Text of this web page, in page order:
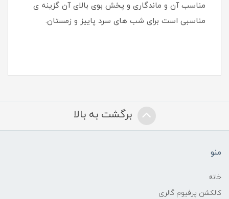
مناسب آن و ماندگاری و پخش بوی بالای آن گزینه ی
مناسبی است برای شب های سرد پاییز و زمستان.
برگشت به بالا
منو
خانه
کالکشن پرفیوم گالری